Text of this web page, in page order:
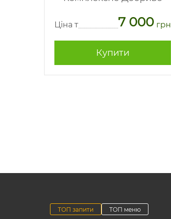
Ціна т 7 000 грн
Купити
ТОП запити ТОП меню